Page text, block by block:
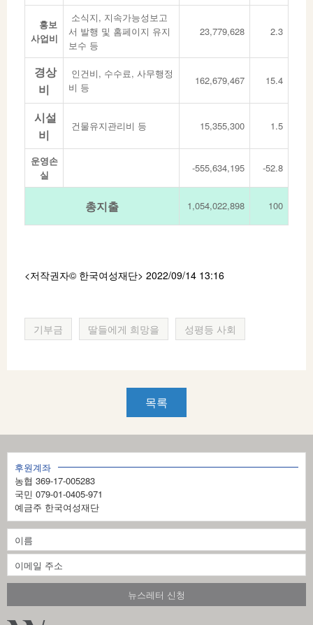
홍보
사업비
소식지, 지속가능성보고
서 발행 및 홈페이지 유지
보수 등
23,779,628 2.3
경상
비
인건비, 수수료, 사무행정
비 등
162,679,467 15.4
시설
비
건물유지관리비 등 15,355,300 1.5
운영손
실
-555,634,195 -52.8
총지출 1,054,022,898 100
<저작권자© 한국여성재단> 2022/09/14 13:16
기부금 딸들에게 희망을 성평등 사회
목록
후원계좌
농협 369-17-005283
국민 079-01-0405-971
예금주 한국여성재단